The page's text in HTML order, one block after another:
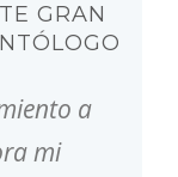
GRAN
a
mi